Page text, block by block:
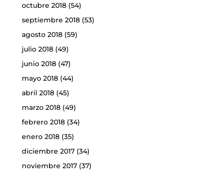
octubre 2018(54)
septiembre 2018(53)
agosto 2018(59)
julio 2018(49)
junio 2018(47)
mayo 2018(44)
abril 2018(45)
marzo 2018(49)
febrero 2018(34)
enero 2018(35)
diciembre 2017(34)
noviembre 2017(37)